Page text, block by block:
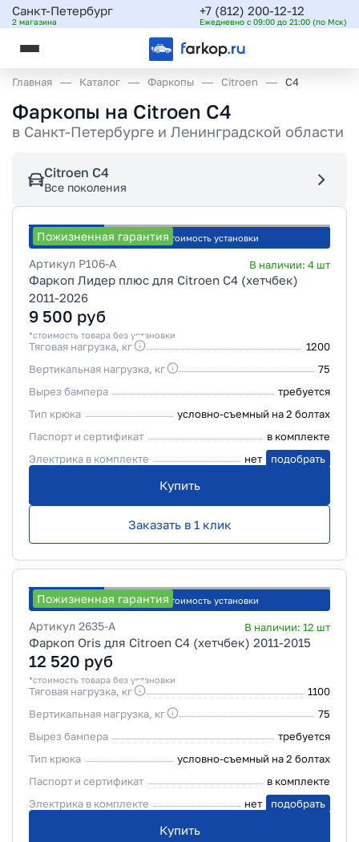
Санкт-Петербург
2 магазина
+7 (812) 200-12-12
Ежедневно с 09:00 до 21:00 (по Мск)
Главная Каталог Фаркопы Citroen C4
Фаркопы на Citroen C4
в Санкт-Петербурге и Ленинградской области
Citroen C4
Все поколения
Пожизненная гарантияРассчитать стоимость установки
Артикул P106-A В наличии: 4 шт
Фаркоп Лидер плюс для Citroen C4 (хетчбек)
2011-2026
9 500 руб
*стоимость товара без установки
Тяговая нагрузка, кг
1200
Вертикальная нагрузка, кг
75
Вырез бампера
требуется
Тип крюка
условно-съемный на 2 болтах
Паспорт и сертификат
в комплекте
Электрика в комплекте
нет подобрать
Купить
Заказать в 1 клик
Пожизненная гарантияРассчитать стоимость установки
Артикул 2635-A В наличии: 12 шт
Фаркоп Oris для Citroen C4 (хетчбек) 2011-2015
12 520 руб
*стоимость товара без установки
Тяговая нагрузка, кг
1100
Вертикальная нагрузка, кг
75
Вырез бампера
требуется
Тип крюка
условно-съемный на 2 болтах
Паспорт и сертификат
в комплекте
Электрика в комплекте
нет подобрать
Купить